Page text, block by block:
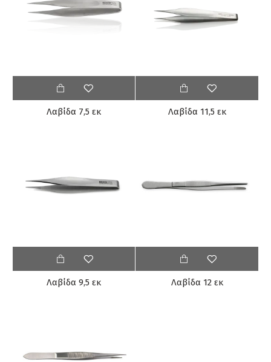
Λαβίδα 7,5 εκ Λαβίδα 11,5 εκ
Λαβίδα 9,5 εκ Λαβίδα 12 εκ